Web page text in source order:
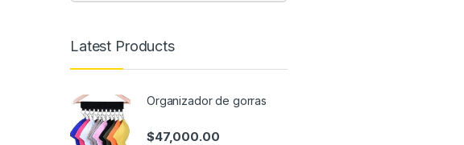
Latest Products
Organizador de gorras
$47,000.00